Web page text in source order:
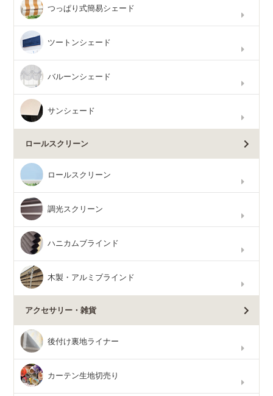
つっぱり式簡易シェード
ツートンシェード
バルーンシェード
サンシェード
ロールスクリーン
ロールスクリーン
調光スクリーン
ハニカムブラインド
木製・アルミブラインド
アクセサリー・雑貨
後付け裏地ライナー
カーテン生地切売り